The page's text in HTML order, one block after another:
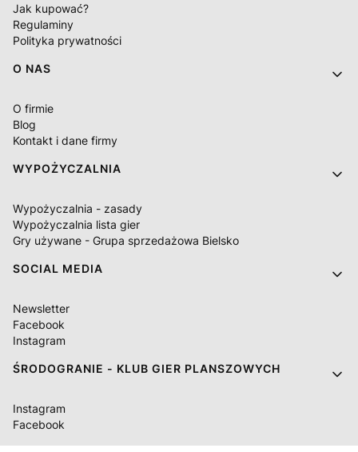
Jak kupować?
Regulaminy
Polityka prywatności
O NAS
O firmie
Blog
Kontakt i dane firmy
WYPOŻYCZALNIA
Wypożyczalnia - zasady
Wypożyczalnia lista gier
Gry używane - Grupa sprzedażowa Bielsko
SOCIAL MEDIA
Newsletter
Facebook
Instagram
ŚRODOGRANIE - KLUB GIER PLANSZOWYCH
Instagram
Facebook